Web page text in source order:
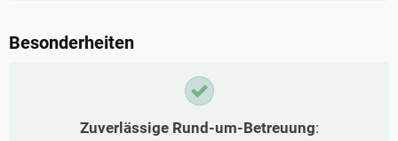
Besonderheiten
Zuverlässige Rund-um-Betreuung: